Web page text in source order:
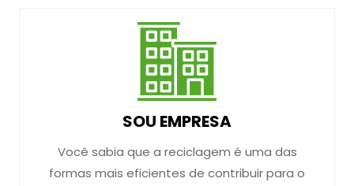
SOU EMPRESA
Você sabia que a reciclagem é uma das
formas mais eficientes de contribuir para o